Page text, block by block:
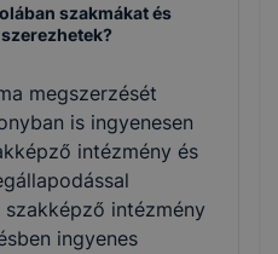
szakmákat és
megszerzését
is ingyenesen
intézmény és
intézmény
ingyenes